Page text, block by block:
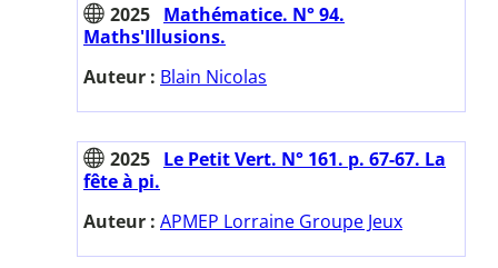
2025 Mathématice. N° 94.
Maths'Illusions.
Auteur : Blain Nicolas
2025 Le Petit Vert. N° 161. p. 67-67. La
fête à pi.
Auteur : APMEP Lorraine Groupe Jeux